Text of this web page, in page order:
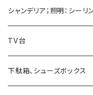
シャンデリア；照明：シーリ
TV台
下駄箱、シューズボックス